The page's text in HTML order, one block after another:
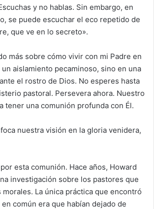
y no hablas. Sin embargo, en
se puede escuchar el eco repetido de
que ve en lo secreto».
más sobre cómo vivir con mi Padre en
aislamiento pecaminoso, sino en una
el rostro de Dios. No esperes hasta
pastoral. Persevera ahora. Nuestro
tener una comunión profunda con Él.
nuestra visión en la gloria venidera,
esta comunión. Hace años, Howard
investigación sobre los pastores que
La única práctica que encontró
común era que habían dejado de